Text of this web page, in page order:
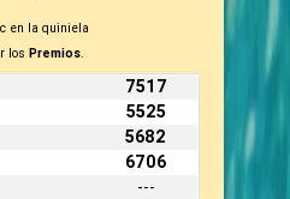
en la quiniela
los Premios.
7517
5525
5682
6706
---